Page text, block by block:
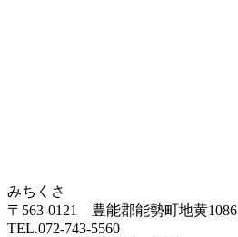
みちくさ
〒563-0121 豊能郡能勢町地黄1086
TEL.072-743-5560